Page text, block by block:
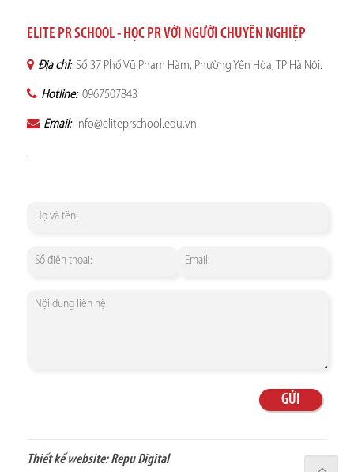
ELITE PR SCHOOL - HỌC PR VỚI NGƯỜI CHUYÊN NGHIỆP
Địa chỉ: Số 37 Phố Vũ Phạm Hàm, Phường Yên Hòa, TP Hà Nội.
Hotline: 0967507843
Email: info@eliteprschool.edu.vn
Thiết kế website:Repu Digital